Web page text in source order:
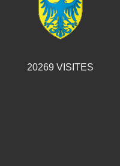
20269 VISITES